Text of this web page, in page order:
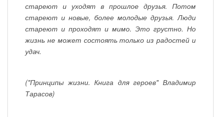
стареют и уходят в прошлое друзья. Потом
стареют и новые, более молодые друзья. Люди
стареют и проходят и мимо. Это грустно. Но
жизнь не может состоять только из радостей и
удач.
("Принципы жизни. Книга для героев" Владимир
Тарасов)